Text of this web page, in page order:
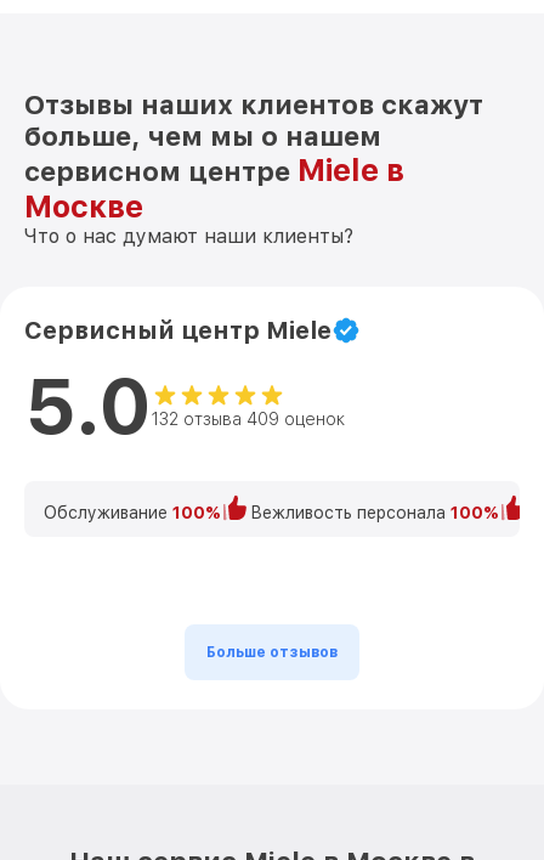
Отзывы наших клиентов скажут
больше, чем мы о нашем
сервисном центре Miele в
Москве
Что о нас думают наши клиенты?
Сервисный центр Miele
5.0 132 отзыва 409 оценок
Обслуживание 100% Вежливость персонала 100%
Больше отзывов